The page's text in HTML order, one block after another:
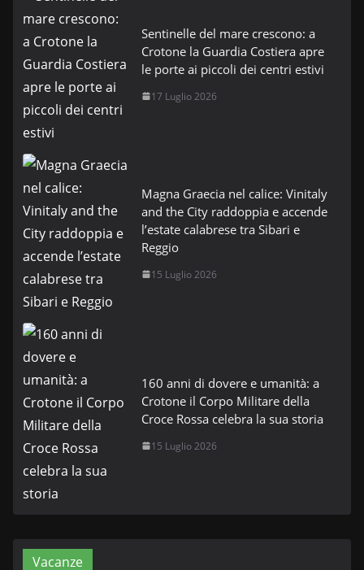
Sentinelle del mare crescono: a
Crotone la Guardia Costiera apre
le porte ai piccoli dei centri estivi
17 Luglio 2026
Magna Graecia nel calice: Vinitaly
and the City raddoppia e accende
l’estate calabrese tra Sibari e
Reggio
15 Luglio 2026
160 anni di dovere e umanità: a
Crotone il Corpo Militare della
Croce Rossa celebra la sua storia
15 Luglio 2026
Vacanze